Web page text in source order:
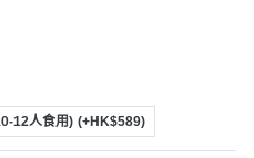
12人食用) (+HK$589)